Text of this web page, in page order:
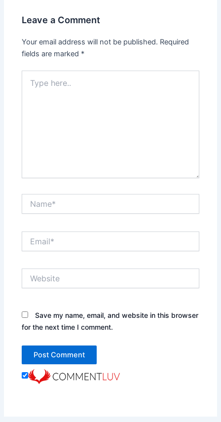
Leave a Comment
Your email address will not be published. Required
fields are marked *
here..
Save my name, email, and website in this browser
for the next time I comment.